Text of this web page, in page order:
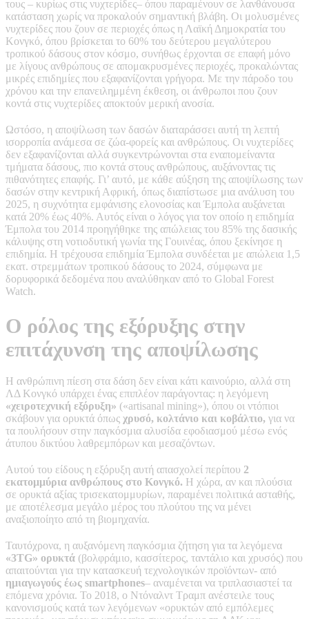
τους – κυρίως στις νυχτερίδες– όπου παραμένουν σε λανθάνουσα
κατάσταση χωρίς να προκαλούν σημαντική βλάβη. Οι μολυσμένες
νυχτερίδες που ζουν σε περιοχές όπως η Λαϊκή Δημοκρατία του
Κονγκό, όπου βρίσκεται το 60% του δεύτερου μεγαλύτερου
τροπικού δάσους στον κόσμο, συνήθως έρχονται σε επαφή μόνο
με λίγους ανθρώπους σε απομακρυσμένες περιοχές, προκαλώντας
μικρές επιδημίες που εξαφανίζονται γρήγορα. Με την πάροδο του
χρόνου και την επανειλημμένη έκθεση, οι άνθρωποι που ζουν
κοντά στις νυχτερίδες αποκτούν μερική ανοσία.
Ωστόσο, η αποψίλωση των δασών διαταράσσει αυτή τη λεπτή
ισορροπία ανάμεσα σε ζώα-φορείς και ανθρώπους. Οι νυχτερίδες
δεν εξαφανίζονται αλλά συγκεντρώνονται στα εναπομείναντα
τμήματα δάσους, πιο κοντά στους ανθρώπους, αυξάνοντας τις
πιθανότητες επαφής. Γι’ αυτό, με κάθε αύξηση της αποψίλωσης των
δασών στην κεντρική Αφρική, όπως διαπίστωσε μια ανάλυση του
2025, η συχνότητα εμφάνισης ελονοσίας και Έμπολα αυξάνεται
κατά 20% έως 40%. Αυτός είναι ο λόγος για τον οποίο η επιδημία
Έμπολα του 2014 προηγήθηκε της απώλειας του 85% της δασικής
κάλυψης στη νοτιοδυτική γωνία της Γουινέας, όπου ξεκίνησε η
επιδημία. Η τρέχουσα επιδημία Έμπολα συνδέεται με απώλεια 1,5
εκατ. στρεμμάτων τροπικού δάσους το 2024, σύμφωνα με
δορυφορικά δεδομένα που αναλύθηκαν από το Global Forest
Watch.
Ο ρόλος της εξόρυξης στην
επιτάχυνση της αποψίλωσης
Η ανθρώπινη πίεση στα δάση δεν είναι κάτι καινούριο, αλλά στη
ΛΔ Κονγκό υπάρχει ένας επιπλέον παράγοντας: η λεγόμενη
«χειροτεχνική εξόρυξη» («artisanal mining»), όπου οι ντόπιοι
σκάβουν για ορυκτά όπως χρυσό, κολτάνιο και κοβάλτιο, για να
τα πουλήσουν στην παγκόσμια αλυσίδα εφοδιασμού μέσω ενός
άτυπου δικτύου λαθρεμπόρων και μεσαζόντων.
Αυτού του είδους η εξόρυξη αυτή απασχολεί περίπου 2
εκατομμύρια ανθρώπους στο Κονγκό. Η χώρα, αν και πλούσια
σε ορυκτά αξίας τρισεκατομμυρίων, παραμένει πολιτικά ασταθής,
με αποτέλεσμα μεγάλο μέρος του πλούτου της να μένει
αναξιοποίητο από τη βιομηχανία.
Ταυτόχρονα, η αυξανόμενη παγκόσμια ζήτηση για τα λεγόμενα
«3TG» ορυκτά (βολφράμιο, κασσίτερος, ταντάλιο και χρυσός) που
απαιτούνται για την κατασκευή τεχνολογικών προϊόντων- από
ημιαγωγούς έως smartphones– αναμένεται να τριπλασιαστεί τα
επόμενα χρόνια. Το 2018, ο Ντόναλντ Τραμπ ανέστειλε τους
κανονισμούς κατά των λεγόμενων «ορυκτών από εμπόλεμες